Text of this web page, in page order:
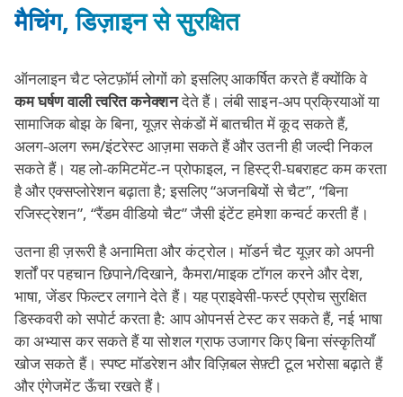
मैचिंग, डिज़ाइन से सुरक्षित
ऑनलाइन चैट प्लेटफ़ॉर्म लोगों को इसलिए आकर्षित करते हैं क्योंकि वे
कम घर्षण वाली त्वरित कनेक्शनदेते हैं। लंबी साइन‑अप प्रक्रियाओं या
सामाजिक बोझ के बिना, यूज़र सेकंडों में बातचीत में कूद सकते हैं,
अलग‑अलग रूम/इंटरेस्ट आज़मा सकते हैं और उतनी ही जल्दी निकल
सकते हैं। यह लो‑कमिटमेंट-न प्रोफाइल, न हिस्ट्री-घबराहट कम करता
है और एक्सप्लोरेशन बढ़ाता है; इसलिए “अजनबियों से चैट”, “बिना
रजिस्ट्रेशन”, “रैंडम वीडियो चैट” जैसी इंटेंट हमेशा कन्वर्ट करती हैं।
उतना ही ज़रूरी है अनामिता और कंट्रोल। मॉडर्न चैट यूज़र को अपनी
शर्तों पर पहचान छिपाने/दिखाने, कैमरा/माइक टॉगल करने और देश,
भाषा, जेंडर फिल्टर लगाने देते हैं। यह प्राइवेसी‑फर्स्ट एप्रोच सुरक्षित
डिस्कवरी को सपोर्ट करता है: आप ओपनर्स टेस्ट कर सकते हैं, नई भाषा
का अभ्यास कर सकते हैं या सोशल ग्राफ उजागर किए बिना संस्कृतियाँ
खोज सकते हैं। स्पष्ट मॉडरेशन और विज़िबल सेफ़्टी टूल भरोसा बढ़ाते हैं
और एंगेजमेंट ऊँचा रखते हैं।